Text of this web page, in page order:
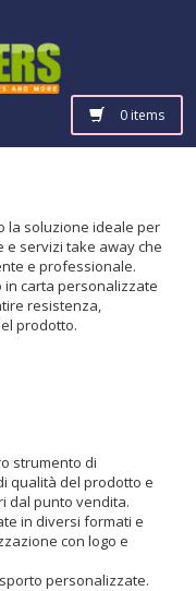
0 items
la soluzione ideale per
servizi take away che
e professionale.
carta personalizzate
resistenza,
prodotto.
strumento di
qualità del prodotto e
dal punto vendita.
in diversi formati e
con logo e
personalizzate.